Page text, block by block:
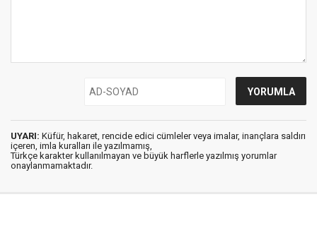
UYARI: Küfür, hakaret, rencide edici cümleler veya imalar, inançlara saldırı
içeren, imla kuralları ile yazılmamış,
Türkçe karakter kullanılmayan ve büyük harflerle yazılmış yorumlar
onaylanmamaktadır.